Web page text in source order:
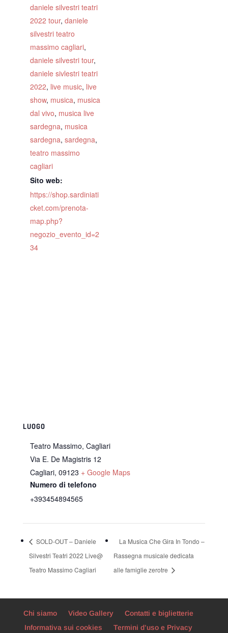
daniele silvestri teatri
2022 tour, daniele
silvestri teatro
massimo cagliari,
daniele silvestri tour,
daniele sivlestri teatri
2022, live music, live
show, musica, musica
dal vivo, musica live
sardegna, musica
sardegna, sardegna,
teatro massimo
cagliari
Sito web:
https://shop.sardiniati
cket.com/prenota-
map.php?
negozio_evento_id=2
34
LUOGO
Teatro Massimo, Cagliari
Via E. De Magistris 12
Cagliari, 09123 + Google Maps
Numero di telefono
+393454894565
SOLD-OUT – Daniele
Silvestri Teatri 2022 Live@
Teatro Massimo Cagliari
La Musica Che Gira In Tondo –
Rassegna musicale dedicata
alle famiglie zerotre
Chi siamo Video Gallery
Contatti e biglietterie
Informativa sui cookies
Termini d’uso e Privacy